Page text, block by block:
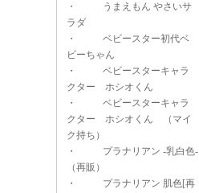
・
うまえもん やさいサ
ラダ
・
ベビースター初代ベ
ビーちゃん
・
ベビースターキャラ
クター ホシオくん
・
ベビースターキャラ
クター ホシオくん （マイ
ク持ち）
・
プラナリアン -乳白色-
（再販）
・
プラナリアン 肌色[再